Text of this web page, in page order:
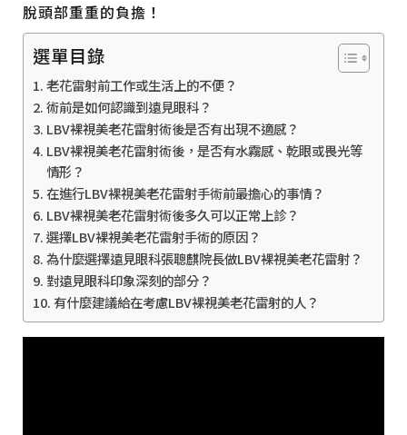
脫頭部重重的負擔！
選單目錄
老花雷射前工作或生活上的不便？
術前是如何認識到遠見眼科？
LBV裸視美老花雷射術後是否有出現不適感？
LBV裸視美老花雷射術後，是否有水霧感、乾眼或畏光等
情形？
在進行LBV裸視美老花雷射手術前最擔心的事情？
LBV裸視美老花雷射術後多久可以正常上診？
選擇LBV裸視美老花雷射手術的原因？
為什麼選擇遠見眼科張聰麒院長做LBV裸視美老花雷射？
對遠見眼科印象深刻的部分？
有什麼建議給在考慮LBV裸視美老花雷射的人？